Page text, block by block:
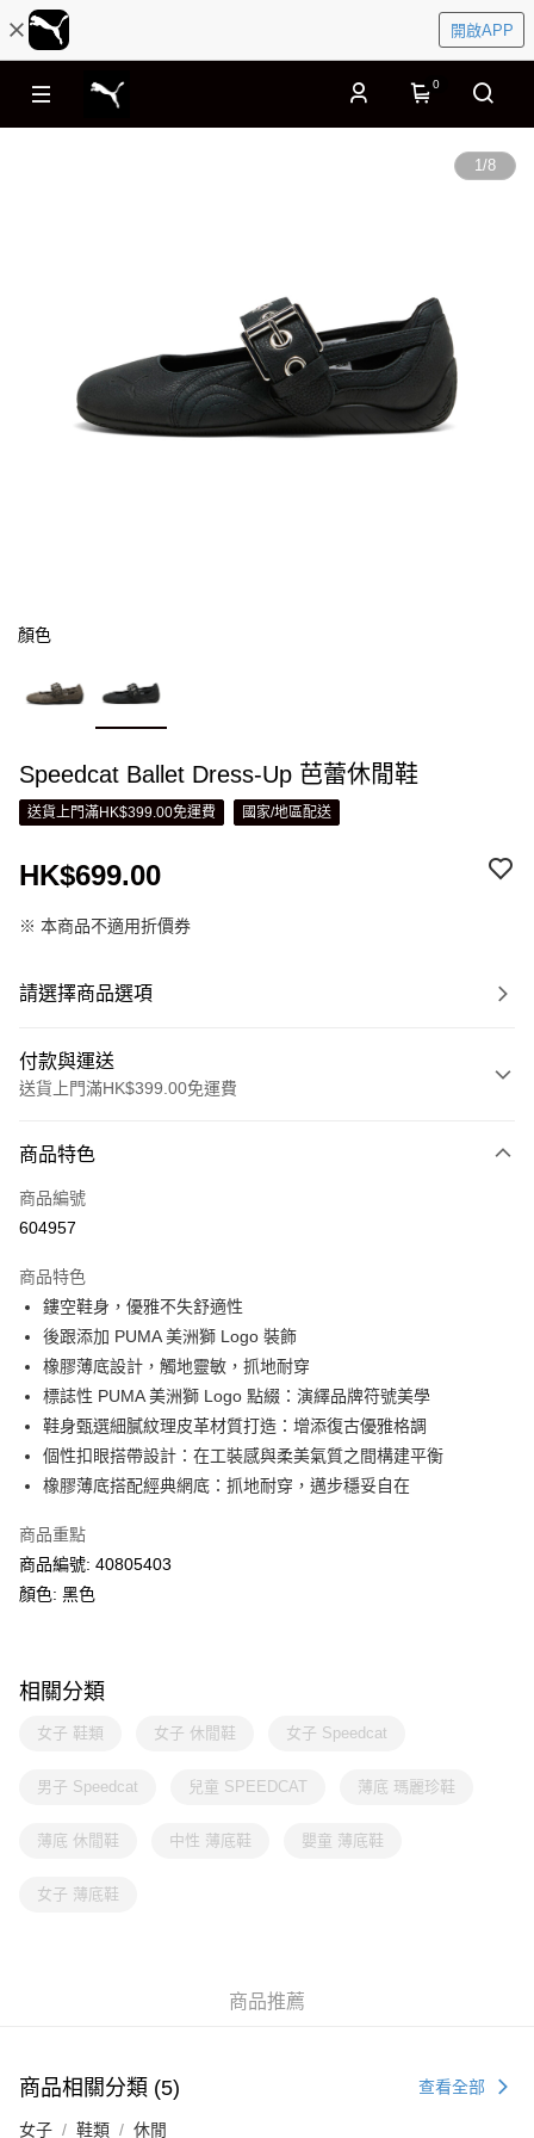
開啟APP
0
1/8
顏色
Speedcat Ballet Dress-Up 芭蕾休閒鞋
送貨上門滿HK$399.00免運費 國家/地區配送
HK$699.00
※ 本商品不適用折價券
請選擇商品選項
付款與運送
送貨上門滿HK$399.00免運費
信用卡
線上付款
Alipay, PayMe, WeChat Pay, UnionPay, FPS
送貨方式
單筆訂單淨值滿$399可享免運費優惠
每筆HK$30.00，滿HK$399.00或以上免運費
滿$599可享澳門免運費優惠
商品特色
商品編號
604957
商品特色
鏤空鞋身，優雅不失舒適性
後跟添加 PUMA 美洲獅 Logo 裝飾
橡膠薄底設計，觸地靈敏，抓地耐穿
標誌性 PUMA 美洲獅 Logo 點綴：演繹品牌符號美學
鞋身甄選細膩紋理皮革材質打造：增添復古優雅格調
個性扣眼搭帶設計：在工裝感與柔美氣質之間構建平衡
橡膠薄底搭配經典網底：抓地耐穿，邁步穩妥自在
商品重點
商品編號: 40805403
顏色: 黑色
相關分類
女子 鞋類 女子 休閒鞋 女子 Speedcat
男子 Speedcat 兒童 SPEEDCAT 薄底 瑪麗珍鞋
薄底 休閒鞋 中性 薄底鞋 嬰童 薄底鞋
女子 薄底鞋
商品推薦
商品相關分類 (5) 查看全部
女子 鞋類 休閒